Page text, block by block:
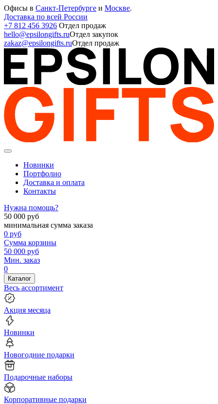
Офисы в Санкт-Петербурге и Москве.
Доставка по всей России
+7 812 456 3926 Отдел продаж
hello@epsilongifts.ruОтдел закупок
zakaz@epsilongifts.ruОтдел продаж
Новинки
Портфолио
Доставка и оплата
Контакты
Нужна помощь?
50 000 руб
минимальная сумма заказа
0 руб
Сумма корзины
50 000 руб
Мин. заказ
0
Каталог
Весь ассортимент
Акция месяца
Новинки
Новогодние подарки
Подарочные наборы
Корпоративные подарки